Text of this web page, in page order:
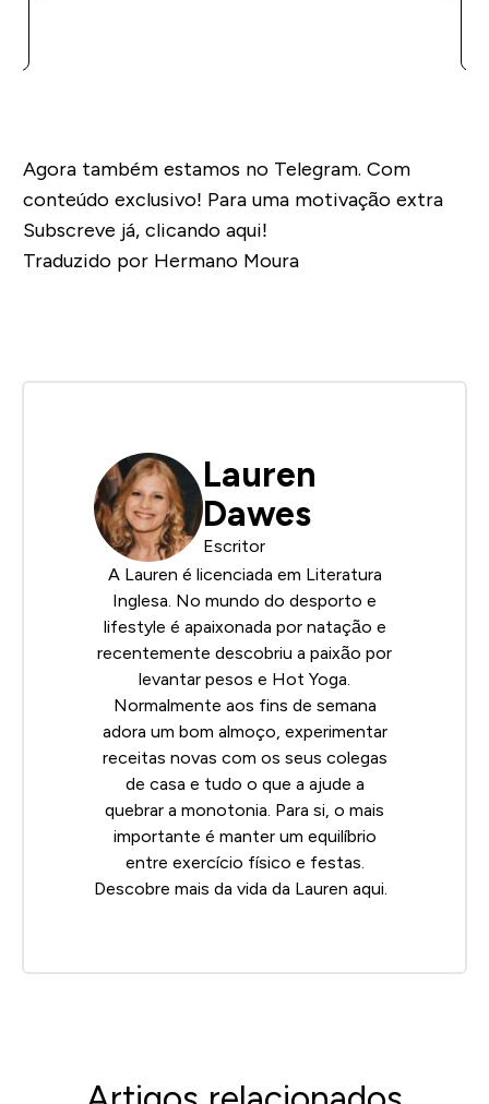
Agora também estamos no Telegram. Com
conteúdo exclusivo! Para uma motivação extra
Subscreve já, clicando aqui!
Traduzido por Hermano Moura
Lauren
Dawes
Escritor
A Lauren é licenciada em Literatura
Inglesa. No mundo do desporto e
lifestyle é apaixonada por natação e
recentemente descobriu a paixão por
levantar pesos e Hot Yoga.
Normalmente aos fins de semana
adora um bom almoço, experimentar
receitas novas com os seus colegas
de casa e tudo o que a ajude a
quebrar a monotonia. Para si, o mais
importante é manter um equilíbrio
entre exercício físico e festas.
Descobre mais da vida da Lauren aqui